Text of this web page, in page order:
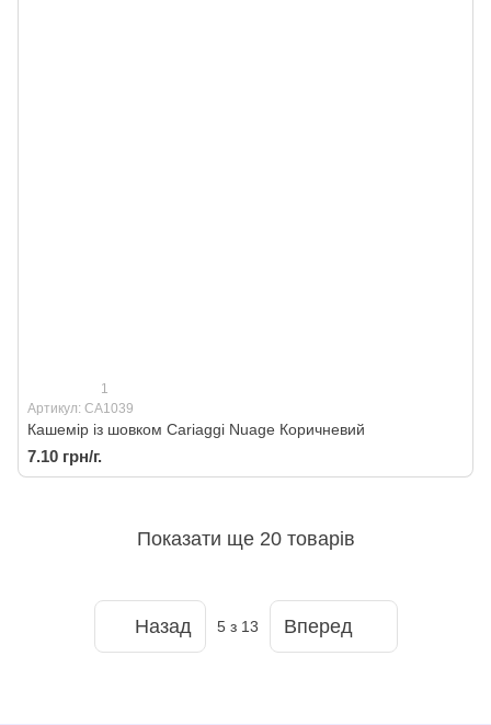
1
Артикул: CA1039
Кашемір із шовком Cariaggi Nuage Коричневий
7.10 грн/г.
Показати ще 20 товарів
Назад 5з 13 Вперед